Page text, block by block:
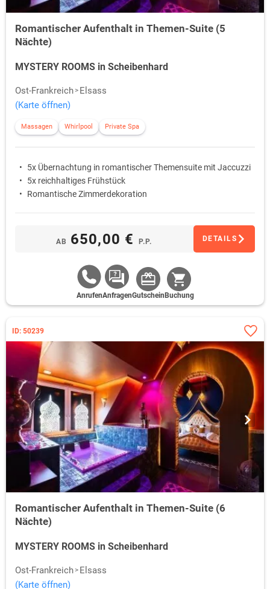
Romantischer Aufenthalt in Themen-Suite (5
Nächte)
MYSTERY ROOMS in Scheibenhard
Ost-Frankreich
Elsass
(Karte öffnen)
Massagen Whirlpool Private Spa
5x Übernachtung in romantischer Themensuite mit Jaccuzzi
5x reichhaltiges Frühstück
Romantische Zimmerdekoration
AB 650,00 € P.P. DETAILS
AnrufenAnfragenGutschein Buchung
ID: 50239
Romantischer Aufenthalt in Themen-Suite (6
Nächte)
MYSTERY ROOMS in Scheibenhard
Ost-Frankreich
Elsass
(Karte öffnen)